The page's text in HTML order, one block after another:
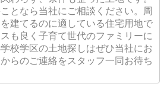
となら当社にご相談ください。周
建てるのに適している住宅用地で
も良く子育て世代のファミリーに
校学区の土地探しはぜひ当社にお
らのご連絡をスタッフ一同お待ち